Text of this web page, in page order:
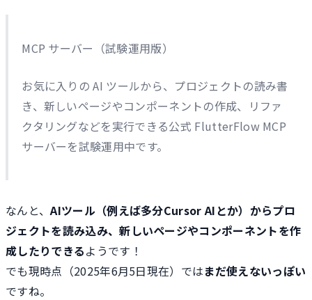
MCP サーバー（試験運用版）
お気に入りの AI ツールから、プロジェクトの読み書
き、新しいページやコンポーネントの作成、リファ
クタリングなどを実行できる公式 FlutterFlow MCP
サーバーを試験運用中です。
なんと、AIツール（例えば多分Cursor AIとか）からプロ
ジェクトを読み込み、新しいページやコンポーネントを作
成したりできるようです！
でも現時点（2025年6月5日現在）ではまだ使えないっぽい
ですね。